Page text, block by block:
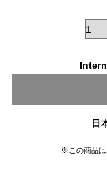
日
※この商品は